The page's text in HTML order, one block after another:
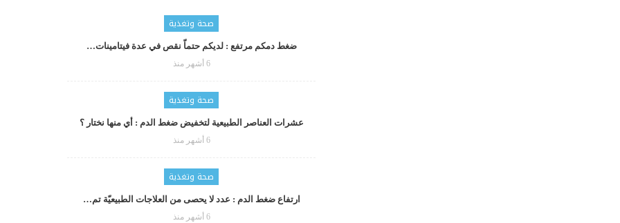
صحة وتغذية
ضغط دمكم مرتفع : لديكم حتماّ نقص في عدة فيتامينات…
6 أشهر منذ
صحة وتغذية
عشرات العناصر الطبيعية لتخفيض ضغط الدم : أي منها نختار ؟
6 أشهر منذ
صحة وتغذية
ارتفاع ضغط الدم : عدد لا يحصى من العلاجات الطبيعيّة تم…
6 أشهر منذ